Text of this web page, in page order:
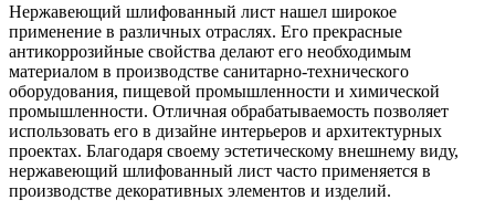
Нержавеющий шлифованный лист нашел широкое
применение в различных отраслях. Его прекрасные
антикоррозийные свойства делают его необходимым
материалом в производстве санитарно-технического
оборудования, пищевой промышленности и химической
промышленности. Отличная обрабатываемость позволяет
использовать его в дизайне интерьеров и архитектурных
проектах. Благодаря своему эстетическому внешнему виду,
нержавеющий шлифованный лист часто применяется в
производстве декоративных элементов и изделий.